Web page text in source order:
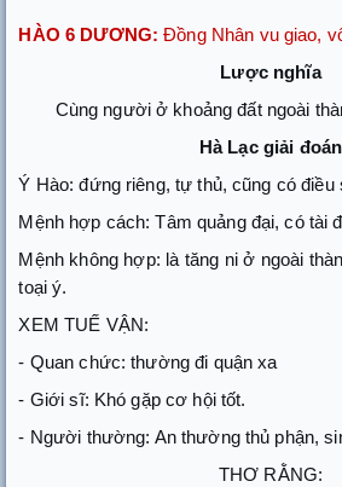
HÀO 6 DƯƠNG:Đồng Nhân vu giao,
Lược nghĩa
Cùng người ở khoảng đất ngoài
Hà Lạc giải đoán
Ý Hào: đứng riêng, tự thủ, cũng có điều
Mệnh hợp cách: Tâm quảng đại, có tài
Mệnh không hợp: là tăng ni ở ngoài
toại ý.
XEM TUẾ VẬN:
- Quan chức: thường đi quận xa
- Giới sĩ: Khó gặp cơ hội tốt.
- Người thường: An thường thủ phận,
THƠ RẰNG: